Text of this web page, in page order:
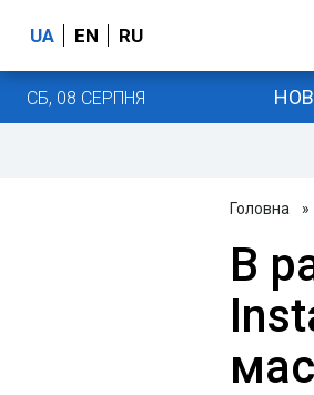
UA EN RU
СБ, 08 СЕРПНЯ
Головна »
В